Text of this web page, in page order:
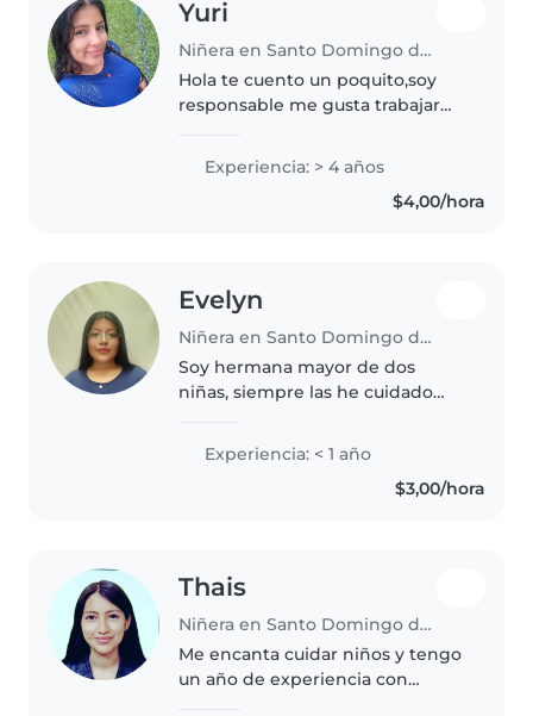
Yuri
Niñera en Santo Domingo de los Colorados
Hola te cuento un poquito,soy
responsable me gusta trabajar
quehaceres ............................................
...............................................
Experiencia: > 4 años
$4,00/hora
Evelyn
Niñera en Santo Domingo de los Colorados
Soy hermana mayor de dos
niñas, siempre las he cuidado
estoy tomando un año sabático
para el próximo empezar la
Experiencia: < 1 año
$3,00/hora
Thais
Niñera en Santo Domingo de los Colorados
Me encanta cuidar niños y tengo
un año de experiencia con